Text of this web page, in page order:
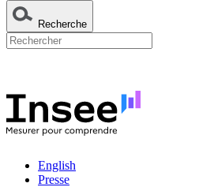
Recherche
English
Presse